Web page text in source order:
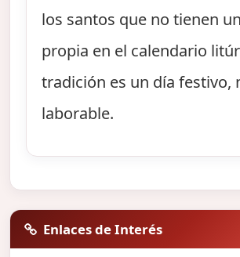
los santos que no tienen
propia en el calendario
tradición es un día festivo,
laborable.
Enlaces de Interés